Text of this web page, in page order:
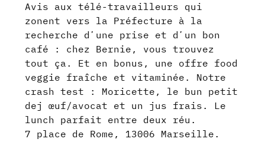
Avis aux télé-travailleurs qui
zonent vers la Préfecture à la
recherche dʼune prise et dʼun bon
café : chez Bernie, vous trouvez
tout ça. Et en bonus, une offre food
veggie fraîche et vitaminée. Notre
crash test : Moricette, le bun petit
dej œuf/avocat et un jus frais. Le
lunch parfait entre deux réu.
7 place de Rome, 13006 Marseille.